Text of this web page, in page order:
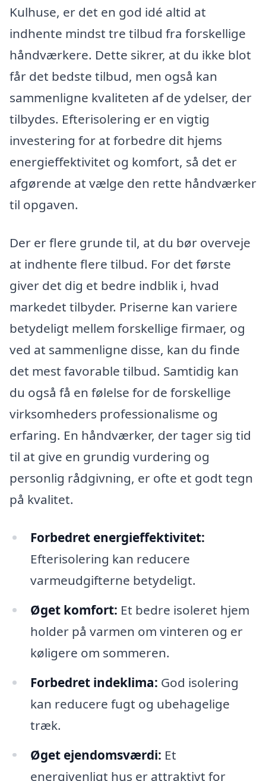
Kulhuse, er det en god idé altid at
indhente mindst tre tilbud fra forskellige
håndværkere. Dette sikrer, at du ikke blot
får det bedste tilbud, men også kan
sammenligne kvaliteten af de ydelser, der
tilbydes. Efterisolering er en vigtig
investering for at forbedre dit hjems
energieffektivitet og komfort, så det er
afgørende at vælge den rette håndværker
til opgaven.
Der er flere grunde til, at du bør overveje
at indhente flere tilbud. For det første
giver det dig et bedre indblik i, hvad
markedet tilbyder. Priserne kan variere
betydeligt mellem forskellige firmaer, og
ved at sammenligne disse, kan du finde
det mest favorable tilbud. Samtidig kan
du også få en følelse for de forskellige
virksomheders professionalisme og
erfaring. En håndværker, der tager sig tid
til at give en grundig vurdering og
personlig rådgivning, er ofte et godt tegn
på kvalitet.
Forbedret energieffektivitet:
Efterisolering kan reducere
varmeudgifterne betydeligt.
Øget komfort: Et bedre isoleret hjem
holder på varmen om vinteren og er
køligere om sommeren.
Forbedret indeklima: God isolering
kan reducere fugt og ubehagelige
træk.
Øget ejendomsværdi: Et
energivenligt hus er attraktivt for